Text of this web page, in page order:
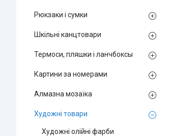
Рюкзаки і сумки
Шкільні канцтовари
Термоси, пляшки і ланчбоксы
Картини за номерами
Алмазна мозаїка
Художні товари
Художні олійні фарби